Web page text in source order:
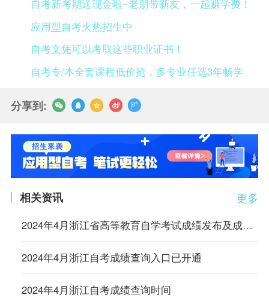
自考新考期送现金啦~老朋带新友，一起赚学费！
应用型自考火热招生中
自考文凭可以考取这些职业证书！
自考专/本全套课程低价抢，多专业任选3年畅学
分享到:
更多
相关资讯
2024年4月浙江省高等教育自学考试成绩发布及成绩查对事宜通告
2024年4月浙江自考成绩查询入口已开通
2024年4月浙江自考成绩查询时间